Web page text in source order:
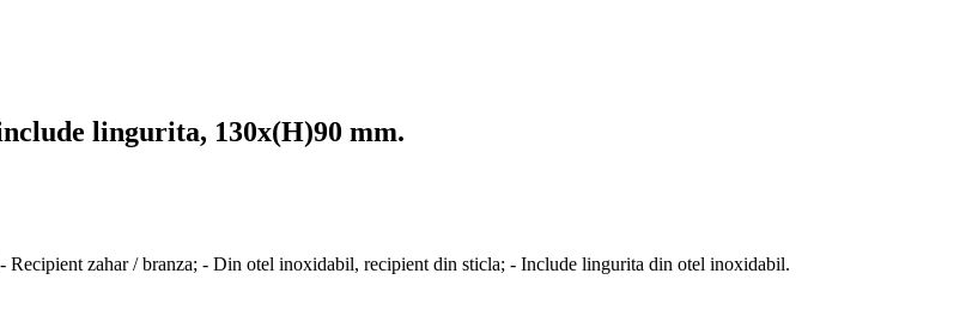
lingurita, 130x(H)90 mm.
zahar / branza; - Din otel inoxidabil, recipient din sticla; - Include lingurita din otel inoxidabil.